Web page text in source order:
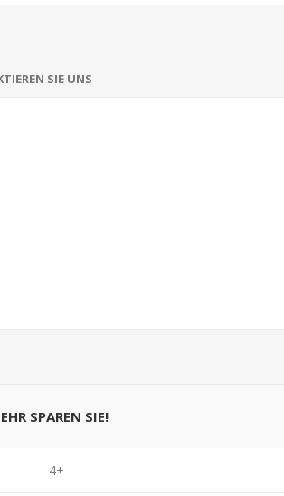
SIE UNS
SPAREN SIE!
4+